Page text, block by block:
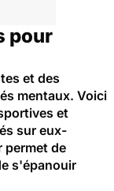
pour
et des
mentaux. Voici
et
sur eux-
permet de
s'épanouir